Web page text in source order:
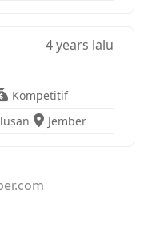
4 years lalu
Kompetitif
Jember